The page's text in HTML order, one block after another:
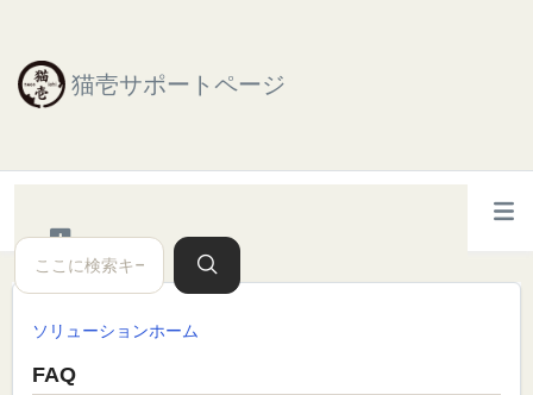
猫壱サポートページ
ソリューションホーム
FAQ